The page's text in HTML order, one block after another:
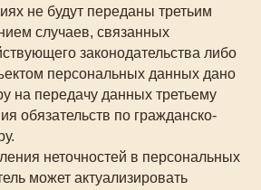
не будут переданы третьим
случаев, связанных
законодательства либо
персональных данных дано
на передачу данных третьему
обязательств по гражданско-
неточностей в персональных
может актуализировать